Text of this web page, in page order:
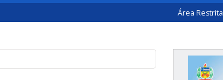
Área Restrita